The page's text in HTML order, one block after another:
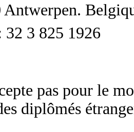
3 825 1926
pas pour le
diplômés